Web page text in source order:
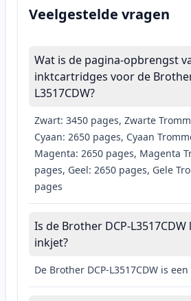
Veelgestelde vragen
Wat is de pagina-opbrengst
inktcartridges voor de
L3517CDW?
Zwart: 3450 pages, Zwarte
Cyaan: 2650 pages, Cyaan
Magenta: 2650 pages, Magenta
pages, Geel: 2650 pages, Gele
pages
Is de Brother DCP-
inkjet?
De Brother DCP-L3517CDW is een